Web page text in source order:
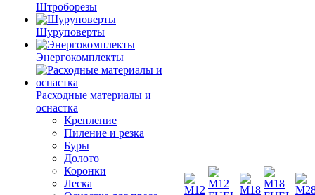
Штроборезы
Шуруповерты
Энергокомплекты
Расходные материалы и
оснастка
Крепление
Пиление и резка
Буры
Долото
Коронки
Леска